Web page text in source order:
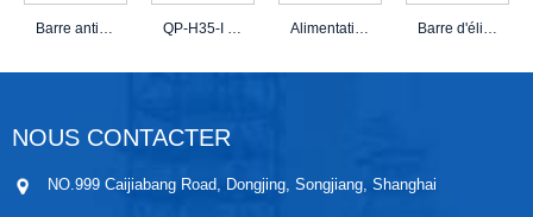
Barre anti-statique de sécurité QP-E30 QP-H35-I Barre anti-statique stable Alimentation haute tension QP-FDP 5mA 300w pour la génération statique Barre d'élimination statique de la source d'air de sécurité QP-ES-I
NOUS CONTACTER
NO.999 Caijiabang Road, Dongjing, Songjiang, Shanghai